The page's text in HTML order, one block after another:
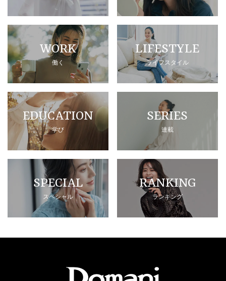
WORK
働く
LIFESTYLE
ライフスタイル
EDUCATION
学び
SERIES
連載
SPECIAL
スペシャル
RANKING
ランキング